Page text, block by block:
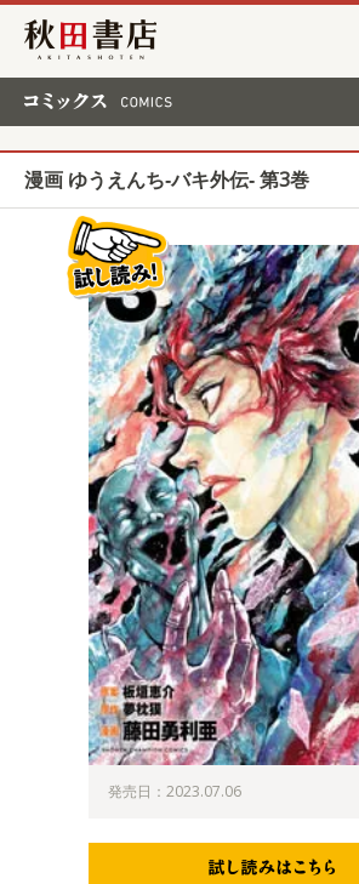
秋田書店
漫画 ゆうえんち‐バキ外伝‐ 第3巻
発売日：2023.07.06